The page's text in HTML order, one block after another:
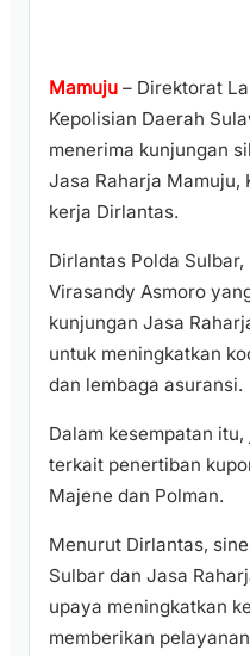
Mamuju – Direktorat
Kepolisian Daerah
menerima kunjungan
Jasa Raharja Mamuju,
kerja Dirlantas.
Dirlantas Polda
Virasandy Asmoro
kunjungan Jasa
untuk meningkatkan
dan lembaga asuransi.
Dalam kesempatan
terkait penertiban
Majene dan Polman.
Menurut Dirlantas,
Sulbar dan Jasa
upaya meningkatkan
memberikan